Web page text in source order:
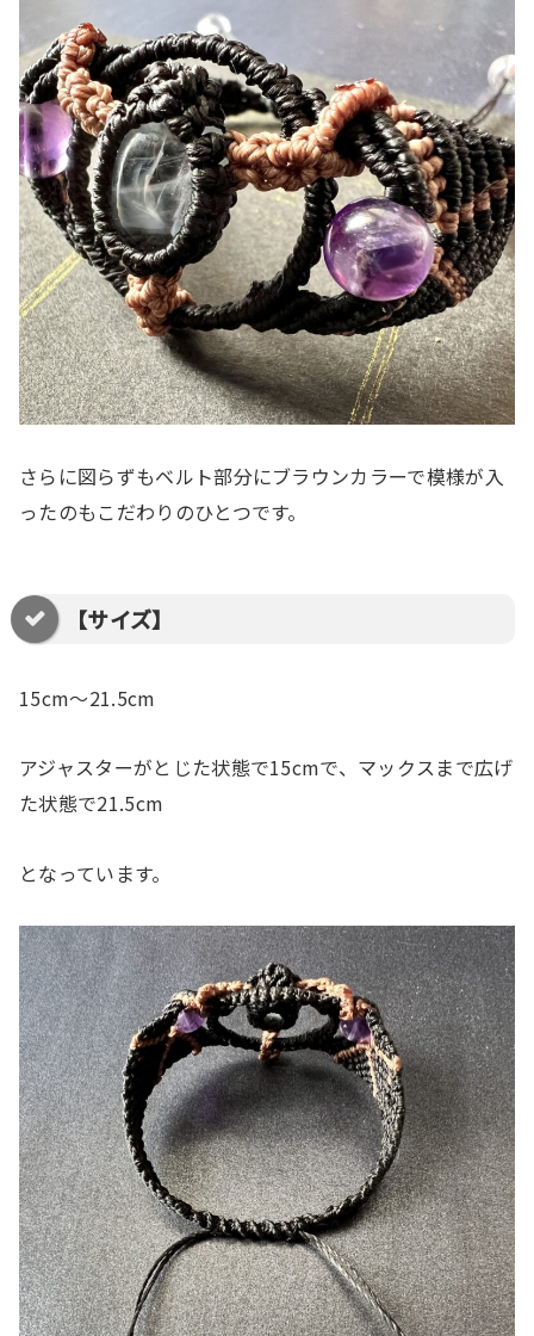
さらに図らずもベルト部分にブラウンカラーで模様が入
ったのもこだわりのひとつです。
【サイズ】
15cm〜21.5cm
アジャスターがとじた状態で15cmで、マックスまで広げ
た状態で21.5cm
となっています。